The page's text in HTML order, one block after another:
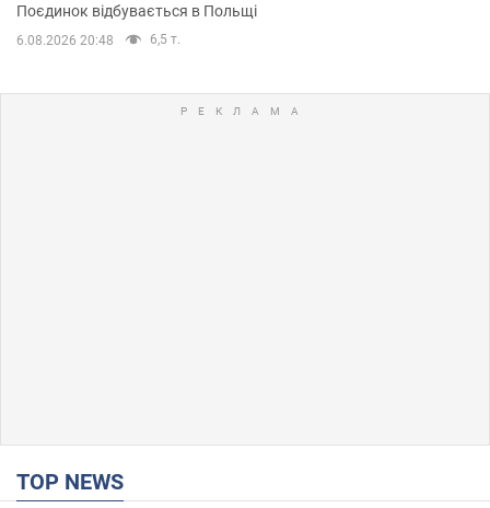
Поєдинок відбувається в Польщі
6.08.2026 20:48 6,5 т.
TOP NEWS